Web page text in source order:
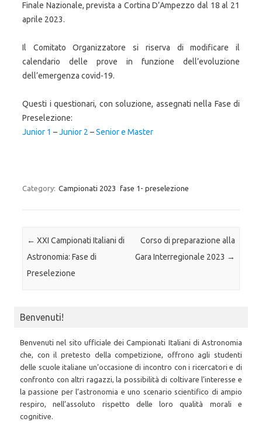
Finale Nazionale, prevista a Cortina D’Ampezzo dal 18 al 21
aprile 2023.
Il Comitato Organizzatore si riserva di modificare il
calendario delle prove in funzione dell’evoluzione
dell’emergenza covid-19.
Questi i questionari, con soluzione, assegnati nella Fase di
Preselezione:
Junior 1 –Junior 2 –Senior e Master
Category: Campionati 2023 fase 1- preselezione
Post navigation
← XXI Campionati Italiani di
Astronomia: Fase di
Preselezione
Corso di preparazione alla
Gara Interregionale 2023 →
Benvenuti!
Benvenuti nel sito ufficiale dei Campionati Italiani di Astronomia
che, con il pretesto della competizione, offrono agli studenti
delle scuole italiane un’occasione di incontro con i ricercatori e di
confronto con altri ragazzi, la possibilità di coltivare l’interesse e
la passione per l’astronomia e uno scenario scientifico di ampio
respiro, nell’assoluto rispetto delle loro qualità morali e
cognitive.